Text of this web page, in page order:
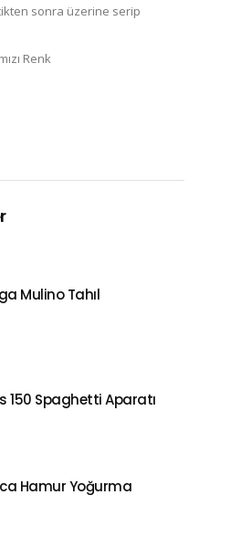
sonra üzerine serip
Renk
Mulino Tahıl
150 Spaghetti Aparatı
Hamur Yoğurma